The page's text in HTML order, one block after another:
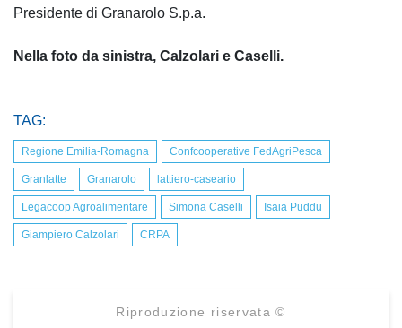
Presidente di Granarolo S.p.a.
Nella foto da sinistra, Calzolari e Caselli.
TAG:
Regione Emilia-Romagna Confcooperative FedAgriPesca
Granlatte Granarolo lattiero-caseario
Legacoop Agroalimentare Simona Caselli Isaia Puddu
Giampiero Calzolari CRPA
Riproduzione riservata ©